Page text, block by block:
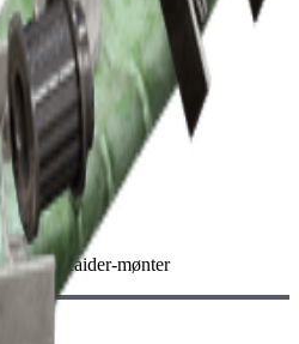
mindre Raider-mønter